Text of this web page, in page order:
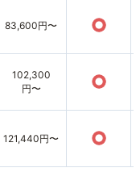
83,600円〜 ○
102,300
円〜
○
121,440円〜 ○